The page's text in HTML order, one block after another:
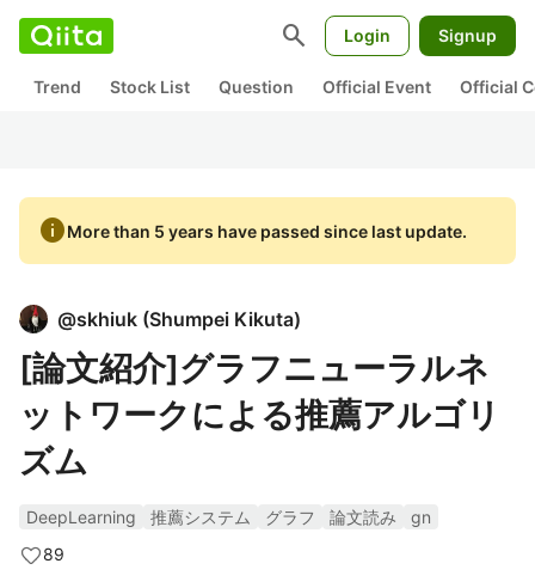
search Login Signup
Trend Stock List Question Official Event Official
infoMore than 5 years have passed since last update.
@skhiuk (Shumpei Kikuta)
[論文紹介]グラフニューラルネ
ットワークによる推薦アルゴリ
ズム
DeepLearning 推薦システム グラフ 論文読み
gn
89